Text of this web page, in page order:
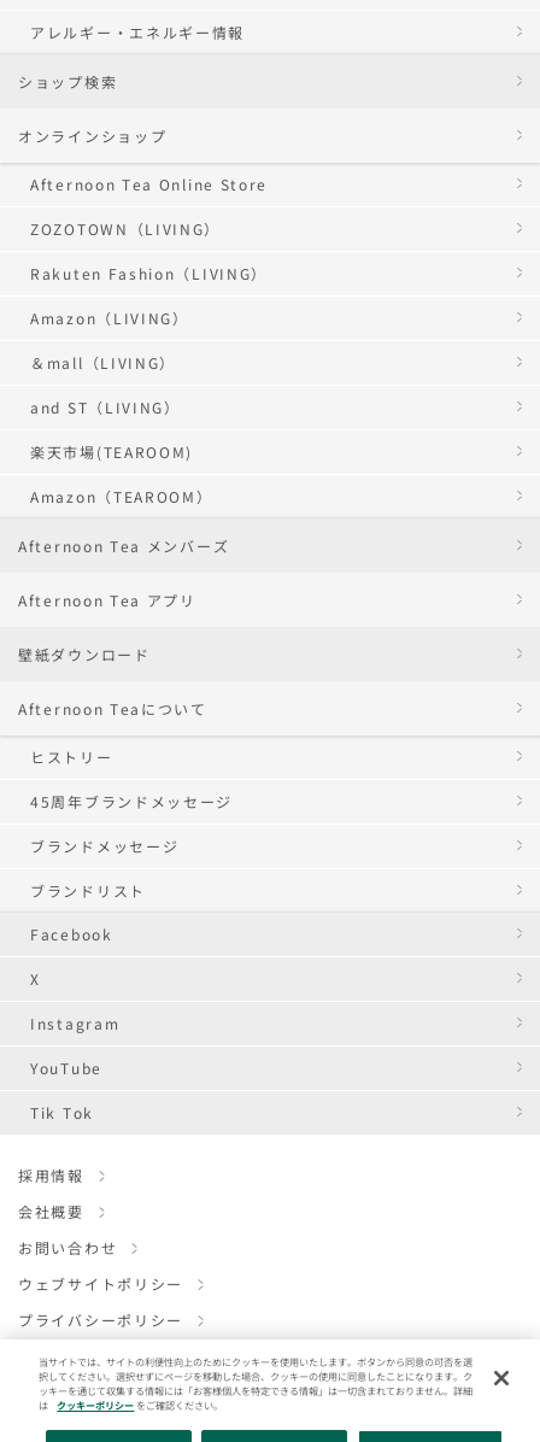
アレルギー・エネルギー情報
ショップ検索
オンラインショップ
Afternoon Tea Online Store
ZOZOTOWN（LIVING）
Rakuten Fashion（LIVING）
Amazon（LIVING）
＆mall（LIVING）
and ST（LIVING）
楽天市場(TEAROOM)
Amazon（TEAROOM）
Afternoon Tea メンバーズ
Afternoon Tea アプリ
壁紙ダウンロード
Afternoon Teaについて
ヒストリー
45周年ブランドメッセージ
ブランドメッセージ
ブランドリスト
Facebook
X
Instagram
YouTube
Tik Tok
採用情報
会社概要
お問い合わせ
ウェブサイトポリシー
プライバシーポリシー
クッキーポリシー
ENGLISH
当サイトでは、サイトの利便性向上のためにクッキーを使用いたします。ボタンから同意の可否を選
択してください。選択せずにページを移動した場合、クッキーの使用に同意したことになります。ク
ッキーを通じて収集する情報には「お客様個人を特定できる情報」は一切含まれておりません。詳細
は
クッキーポリシー をご確認ください。